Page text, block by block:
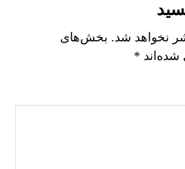
نخواهد شد. بخش‌های
شده‌اند *